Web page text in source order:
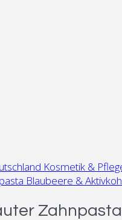
Kosmetik &